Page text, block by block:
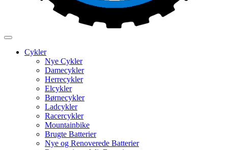
Cykler
Nye Cykler
Damecykler
Herrecykler
Elcykler
Børnecykler
Ladcykler
Racercykler
Mountainbike
Brugte Batterier
Nye og Renoverede Batterier